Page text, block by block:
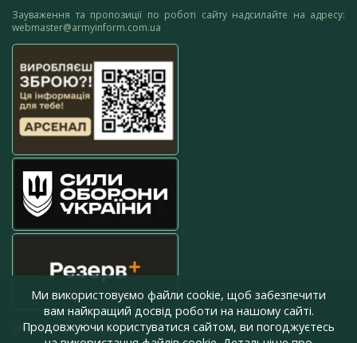
Зауваження та пропозиції по роботі сайту надсилайте на адресу:
webmaster@armyinform.com.ua
press@armyinform.com.ua
Ми використовуємо файли cookie, щоб забезпечити
вам найкращий досвід роботи на нашому сайті.
Продовжуючи користуватися сайтом, ви погоджуєтесь